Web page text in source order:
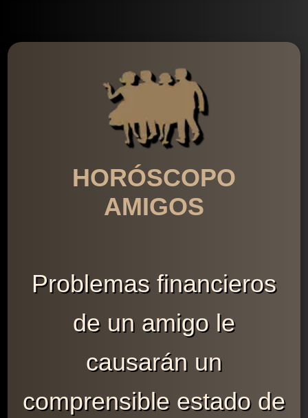
HORÓSCOPO
AMIGOS
Problemas financieros
de un amigo le
causarán un
comprensible estado de